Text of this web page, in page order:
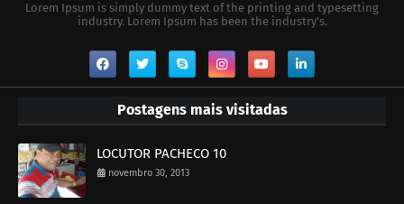
Lorem Ipsum is simply dummy text of the printing and typesetting
industry. Lorem Ipsum has been the industry's.
Postagens mais visitadas
LOCUTOR PACHECO 10
novembro 30, 2013